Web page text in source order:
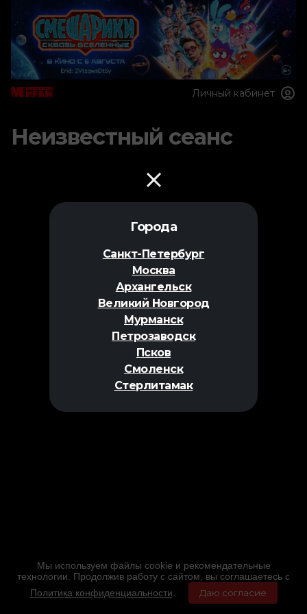
Города
Санкт-Петербург
Москва
Архангельск
Великий Новгород
Мурманск
Петрозаводск
Псков
Смоленск
Стерлитамак
Личный кабинет
Неизвестный сеанс
Мы используем файлы cookie и рекомендательные
технологии. Продолжив работу с сайтом, вы соглашаетесь с
Политика конфиденциальности
Даю согласие